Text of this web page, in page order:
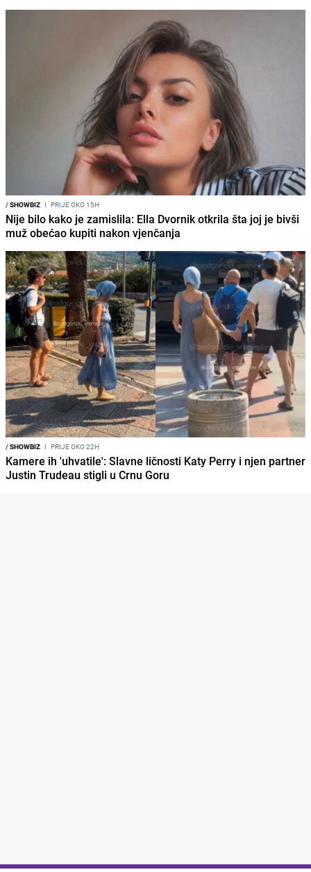
/SHOWBIZ I PRIJE OKO 15H
Nije bilo kako je zamislila: Ella Dvornik otkrila šta joj je bivši
muž obećao kupiti nakon vjenčanja
/SHOWBIZ I PRIJE OKO 22H
Kamere ih 'uhvatile': Slavne ličnosti Katy Perry i njen partner
Justin Trudeau stigli u Crnu Goru